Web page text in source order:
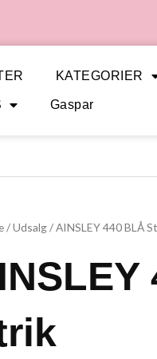
KATEGORIER
Gaspar
/Udsalg/ AINSLEY 440 BLÅ